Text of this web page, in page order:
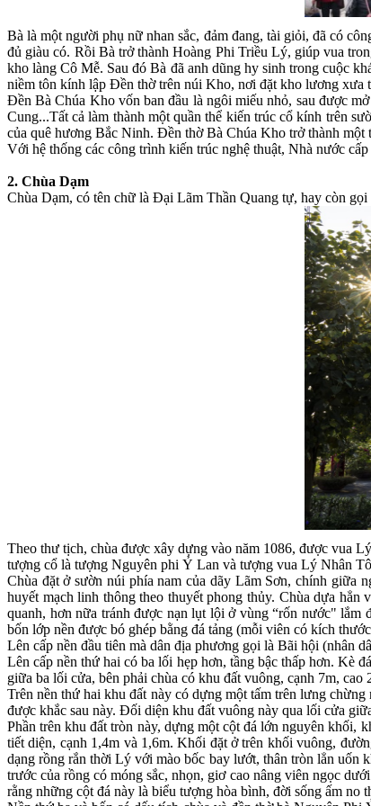
Bà là một người phụ nữ nhan sắc, đảm đang, tài giỏi, đã có
đủ giàu có. Rồi Bà trở thành Hoàng Phi Triều Lý, giúp vua
kho làng Cô Mễ. Sau đó Bà đã anh dũng hy sinh trong cuộc
niềm tôn kính lập Đền thờ trên núi Kho, nơi đặt kho lương xưa
Đền Bà Chúa Kho vốn ban đầu là ngôi miếu nhỏ, sau được
Cung...Tất cả làm thành một quần thể kiến trúc cổ kính trên
của quê hương Bắc Ninh. Đền thờ Bà Chúa Kho trở thành
Với hệ thống các công trình kiến trúc nghệ thuật, Nhà nước
2. Chùa Dạm
Chùa Dạm, có tên chữ là Đại Lãm Thần Quang tự, hay còn
Theo thư tịch, chùa được xây dựng vào năm 1086, được vua
tượng cổ là tượng Nguyên phi Ỷ Lan và tượng vua Lý Nhân
Chùa đặt ở sườn núi phía nam của dãy Lãm Sơn, chính
huyết mạch linh thông theo thuyết phong thủy. Chùa dựa
quanh, hơn nữa tránh được nạn lụt lội ở vùng “rốn nước" lắm
bốn lớp nền được bó ghép bằng đá tảng (mỗi viên có kích
Lên cấp nền đầu tiên mà dân địa phương gọi là Bãi hội (nhân
Lên cấp nền thứ hai có ba lối hẹp hơn, tầng bậc thấp hơn. Kè
giữa ba lối cửa, bên phải chùa có khu đất vuông, cạnh 7m,
Trên nền thứ hai khu đất này có dựng một tấm trên lưng
được khắc sau này. Đối diện khu đất vuông này qua lối cửa
Phần trên khu đất tròn này, dựng một cột đá lớn nguyên khối,
tiết diện, cạnh 1,4m và 1,6m. Khối đặt ở trên khối vuông,
dạng rồng rắn thời Lý với mào bốc bay lướt, thân tròn lẳn uốn
trước của rồng có móng sắc, nhọn, giơ cao nâng viên ngọc
rằng những cột đá này là biểu tượng hòa bình, đời sống ấm no